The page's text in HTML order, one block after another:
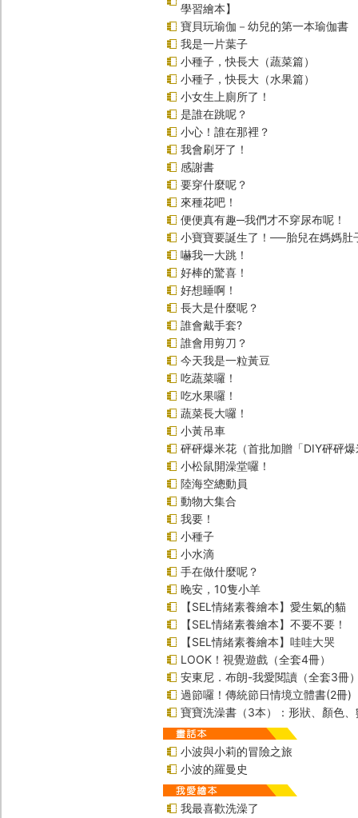
學習繪本】
寶貝玩瑜伽－幼兒的第一本瑜伽書
我是一片葉子
小種子，快長大（蔬菜篇）
小種子，快長大（水果篇）
小女生上廁所了！
是誰在跳呢？
小心！誰在那裡？
我會刷牙了！
感謝書
要穿什麼呢？
來種花吧！
便便真有趣─我們才不穿尿布呢！
小寶寶要誕生了！──胎兒在媽媽肚
嚇我一大跳！
好棒的驚喜！
好想睡啊！
長大是什麼呢？
誰會戴手套?
誰會用剪刀？
今天我是一粒黃豆
吃蔬菜囉！
吃水果囉！
蔬菜長大囉！
小黃吊車
砰砰爆米花（首批加贈「DIY砰砰
小松鼠開澡堂囉！
陸海空總動員
動物大集合
我要！
小種子
小水滴
手在做什麼呢？
晚安，10隻小羊
【SEL情緒素養繪本】愛生氣的貓
【SEL情緒素養繪本】不要不要！
【SEL情緒素養繪本】哇哇大哭
LOOK！視覺遊戲（全套4冊）
安東尼．布朗-我愛閱讀（全套3冊
過節囉！傳統節日情境立體書(2冊)
寶寶洗澡書（3本）：形狀、顏色、
小波與小莉的冒險之旅
小波的羅曼史
我最喜歡洗澡了